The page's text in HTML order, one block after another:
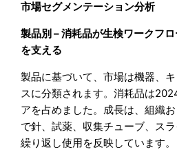
市場セグメンテーション分析
製品別 – 消耗品が生検ワークフ
を支える
製品に基づいて、市場は機器、
スに分類されます。消耗品は
アを占めました。成長は、組織
で針、試薬、収集チューブ、ス
繰り返し使用を反映しています。